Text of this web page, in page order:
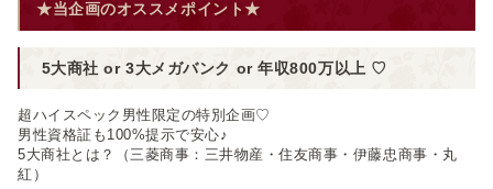
★当企画のオススメポイント★
5大商社 or 3大メガバンク or 年収800万以上 ♡
超ハイスペック男性限定の特別企画♡
男性資格証も100%提示で安心♪
5大商社とは？（三菱商事：三井物産・住友商事・伊藤忠商事・丸
紅）